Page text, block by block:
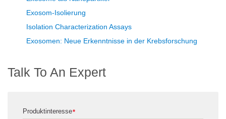
Exosom-Isolierung
Isolation Characterization Assays
Exosomen: Neue Erkenntnisse in der Krebsforschung
Talk To An Expert
*
Produktinteresse